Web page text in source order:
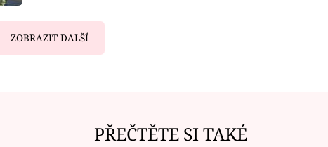
ZOBRAZIT DALŠÍ
PŘEČTĚTE SI TAKÉ